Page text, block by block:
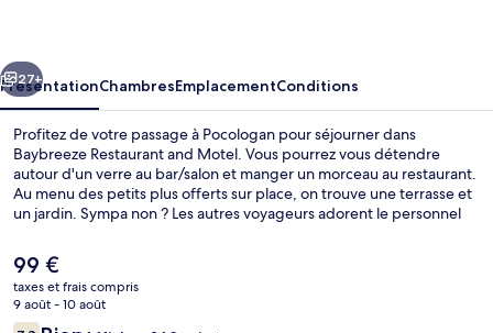
Suivant
27+
PrésentationChambresEmplacementConditions
Profitez de votre passage à Pocologan pour séjourner dans
Baybreeze Restaurant and Motel. Vous pourrez vous détendre
autour d'un verre au bar/salon et manger un morceau au restaurant.
Au menu des petits plus offerts sur place, on trouve une terrasse et
un jardin. Sympa non ? Les autres voyageurs adorent le personnel
Le
prix
actuel
est
99 €
taxes et frais compris
9 août - 10 août